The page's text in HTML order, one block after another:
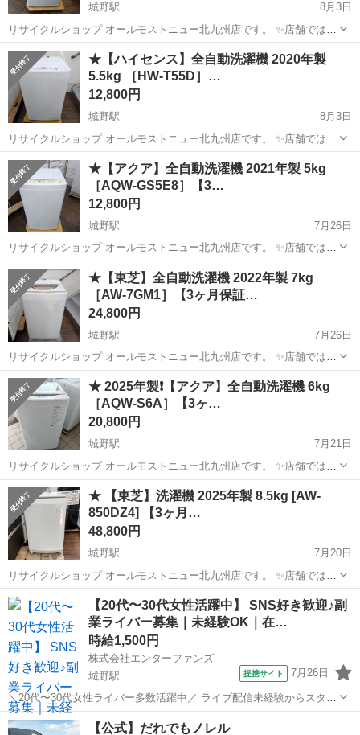
城野駅
8月3日
リサイクルショップ オールモストニュー北九州店です。 ✨️店舗では、
期間限定でネット表示価格よりも特別割引をしている商品もございま
す!! 気になっている商品がありましまら、是非ご来店いただくかお問
い合わせ下さいませ!! ...
福岡 北九州市 城野駅 生活家電 商品
★【ハイセンス】全自動洗濯機 2020年製
5.5kg ［HW-T55D］…
12,800円
城野駅
8月3日
リサイクルショップ オールモストニュー北九州店です。 ✨️店舗では、
期間限定でネット表示価格よりも特別割引をしている商品もございま
す!! 気になっている商品がありましまら、是非ご来店いただくかお問
い合わせ下さいませ!! ...
福岡 北九州市 城野駅 生活家電 商品
★【アクア】全自動洗濯機 2021年製 5kg
［AQW-GS5E8］【3…
12,800円
城野駅
7月26日
リサイクルショップ オールモストニュー北九州店です。 ✨️店舗では、
期間限定でネット表示価格よりも特別割引をしている商品もございま
す!! 気になっている商品がありましまら、是非ご来店いただくかお問
い合わせ下さいませ!! ...
福岡 北九州市 城野駅 生活家電 商品
★【東芝】全自動洗濯機 2022年製 7kg
［AW-7GM1］【3ヶ月保証…
24,800円
城野駅
7月26日
リサイクルショップ オールモストニュー北九州店です。 ✨️店舗では、
期間限定でネット表示価格よりも特別割引をしている商品もございま
す!! 気になっている商品がありましまら、是非ご来店いただくかお問
い合わせ下さいませ!! ...
福岡 北九州市 城野駅 生活家電 商品
★ 2025年製❗️【アクア】全自動洗濯機 6kg
［AQW-S6A］【3ヶ…
20,800円
城野駅
7月21日
リサイクルショップ オールモストニュー北九州店です。 ✨️店舗では、
期間限定でネット表示価格よりも特別割引をしている商品もございま
す!! 気になっている商品がありましまら、是非ご来店いただくかお問
い合わせ下さいませ!! ...
福岡 北九州市 城野駅 生活家電 商品
★ 【東芝】洗濯機 2025年製 8.5kg [AW-
850DZ4] 【3ヶ月…
48,800円
城野駅
7月20日
リサイクルショップ オールモストニュー北九州店です。 ✨️店舗では、
期間限定でネット表示価格よりも特別割引をしている商品もございま
す!! 気になっている商品がありましまら、是非ご来店いただくかお問
い合わせ下さいませ!! ...
福岡 北九州市 城野駅 生活家電 商品
【20代〜30代女性活躍中】 SNS好き歓迎♪副
業ライバー募集｜未経験OK｜在…
時給1,500円
株式会社エンターファンズ
城野駅
提携サイト 7月26日
＼20代〜30代女性ライバー多数活躍中／ ライブ配信未経験からスター
トした方がほとんど！ SNSやコミュニケーションが好きな方であれば
経験は問いません。 【所属特典】 ・専属マネージャーによるサポート
福岡 北九州市 城野駅 その他
【公式】だれでもノレル